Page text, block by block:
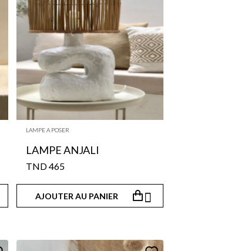
LAMPE A POSER
LAMPE ANJALI
465 TND
AJOUTER AU PANIER 